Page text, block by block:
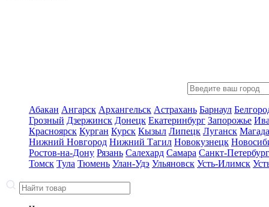
Абакан Ангарск Архангельск Астрахань Барнаул
Грозный Дзержинск Донецк Екатеринбург Запорожье
Красноярск Курган Курск Кызыл Липецк Луганск
Нижний Новгород Нижний Тагил Новокузнецк
Ростов-на-Дону Рязань Салехард Самара Санкт-Петербург
Томск Тула Тюмень Улан-Удэ Ульяновск Усть-Илимск